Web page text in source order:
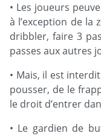
• Les joueurs
à l’exception de la
dribbler, faire 3
passes aux autres
• Mais, il est
pousser, de le
le droit d’entrer
• Le gardien de